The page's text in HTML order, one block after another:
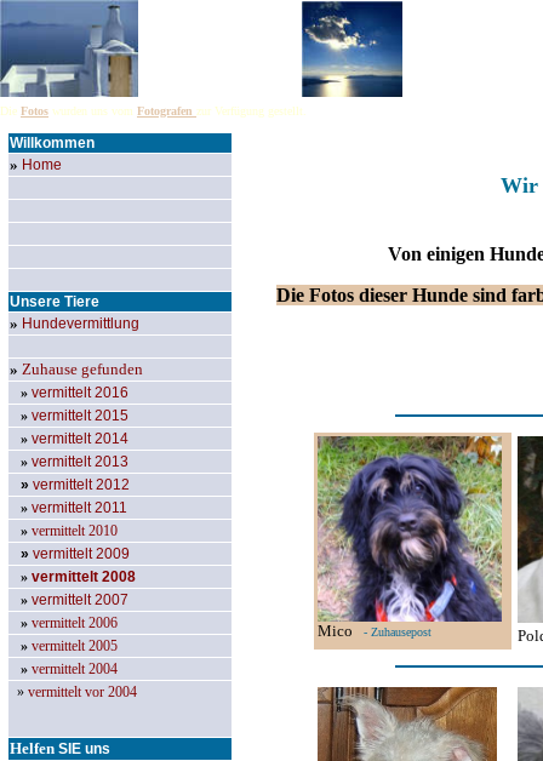
Die Fotos wurden uns vom Fotografen zur Verfügung gestellt.
Willkommen
» Home
Unsere Tiere
» Hundevermittlung
» Zuhause gefunden
» vermittelt 2016
» vermittelt 2015
» vermittelt 2014
» vermittelt 2013
» vermittelt 2012
» vermittelt 2011
» vermittelt 2010
» vermittelt 2009
» vermittelt 2008
» vermittelt 2007
» vermittelt 2006
» vermittelt 2005
» vermittelt 2004
» vermittelt vor 2004
Helfen SIE uns
Wir
Von einigen
Die Fotos dieser Hunde sind
Mico - Zuhausepost